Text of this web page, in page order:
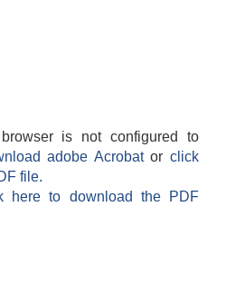
is not configured to
adobe Acrobatorclick
file.
here to download the PDF